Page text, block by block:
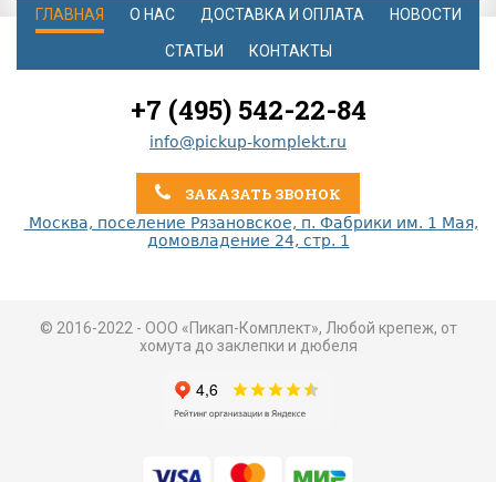
ГЛАВНАЯ О НАС ДОСТАВКА И ОПЛАТА НОВОСТИ
СТАТЬИ КОНТАКТЫ
+7 (495) 542-22-84
info@pickup-komplekt.ru
ЗАКАЗАТЬ ЗВОНОК
Москва, поселение Рязановское, п. Фабрики им. 1 Мая,
домовладение 24, стр. 1
© 2016-2022 - ООО «Пикап-Комплект», Любой крепеж, от
хомута до заклепки и дюбеля